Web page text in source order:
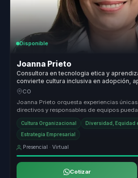
Disponible
Joanna Prieto
Consultora en tecnologia etica y
convierte cultura inclusiva en adopción,
competitiva para organizaciones.
CO
Joanna Prieto orquesta experiencias
directivos y responsables de equipos
desalineación y c...
Cultura Organizacional Diversidad, Equidad
Estrategia Empresarial
Presencial · Virtual
Cotizar